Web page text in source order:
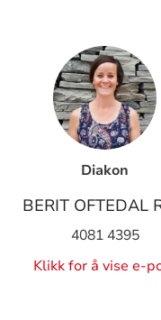
Diakon
BERIT OFTEDAL
4081 4395
Klikk for å vise e-